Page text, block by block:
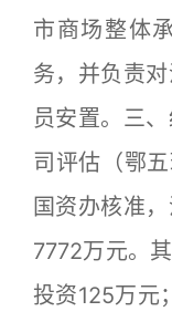
市商场整体
务，并负责
员安置。三
司评估（鄂
国资办核准
7772万元。
投资125万元